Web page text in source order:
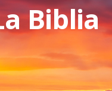
Biblia